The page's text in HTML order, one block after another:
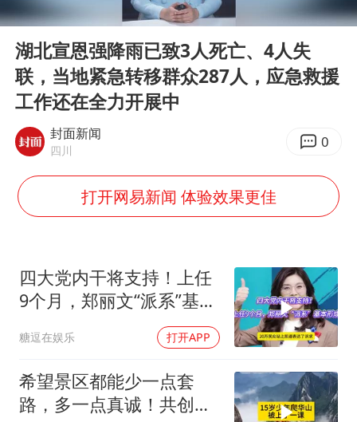
上海中心城区暴雨预警由橙变红
以军士兵把枪口对准中国记者
白海豚在海上打了个结
方桃子代言广告视频已下架
外国游客的“中国游三件套”火了
构建更高水平的全民健身公共服务体系
Play
00:00
湖北宣恩强降雨已致3人死亡、4人失
联，当地紧急转移群众287人，应急救援
工作还在全力开展中
封面新闻
四川 0
打开网易新闻 体验效果更佳
四大党内干将支持！上任
9个月，郑丽文“派系”基本
糖逗在娱乐 打开APP
希望景区都能少一点套
路，多一点真诚！共创良